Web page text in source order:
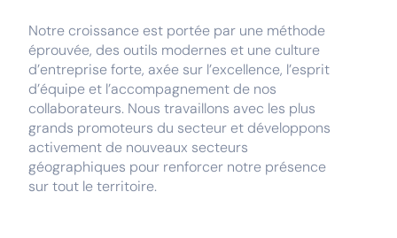
Notre croissance est portée par une méthode
éprouvée, des outils modernes et une culture
d’entreprise forte, axée sur l’excellence, l’esprit
d’équipe et l’accompagnement de nos
collaborateurs. Nous travaillons avec les plus
grands promoteurs du secteur et développons
activement de nouveaux secteurs
géographiques pour renforcer notre présence
sur tout le territoire.